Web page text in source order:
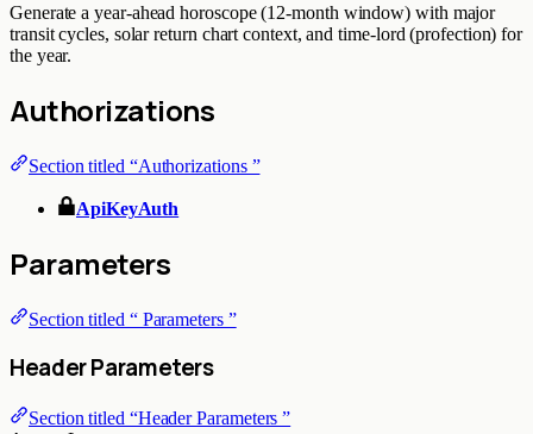
Generate a year-ahead horoscope (12-month window) with major
transit cycles, solar return chart context, and time-lord (profection) for
the year.
Authorizations
Section titled “Authorizations ”
ApiKeyAuth
Parameters
Section titled “ Parameters ”
Header Parameters
Section titled “Header Parameters ”